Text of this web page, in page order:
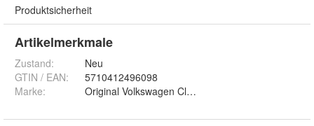
Produktsicherheit
Artikelmerkmale
Zustand:
Neu
GTIN / EAN:
5710412496098
Marke:
Original Volkswagen Classic Parts